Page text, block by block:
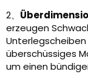
2、
erzeugen
Unterlegscheiben
überschüssiges
um einen